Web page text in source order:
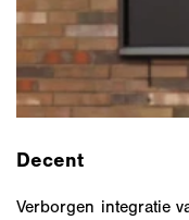
Decent
Verborgen integratie